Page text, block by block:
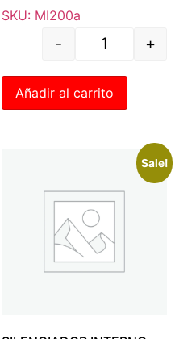
SKU: MI200a
- +
Añadir al carrito
Sale!